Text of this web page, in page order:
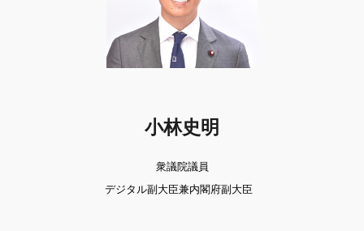
小林史明
衆議院議員
デジタル副大臣兼内閣府副大臣